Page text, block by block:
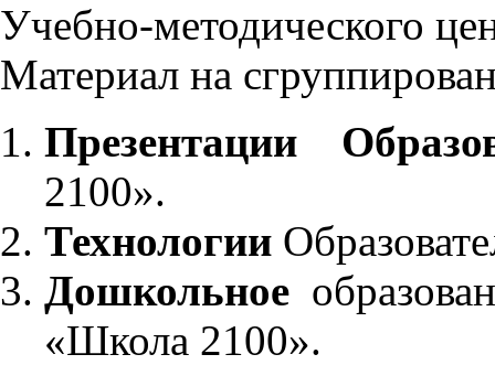
Учебно-методического
Материал на
Презентации
2100».
Технологии
Дошкольное
«Школа 2100».